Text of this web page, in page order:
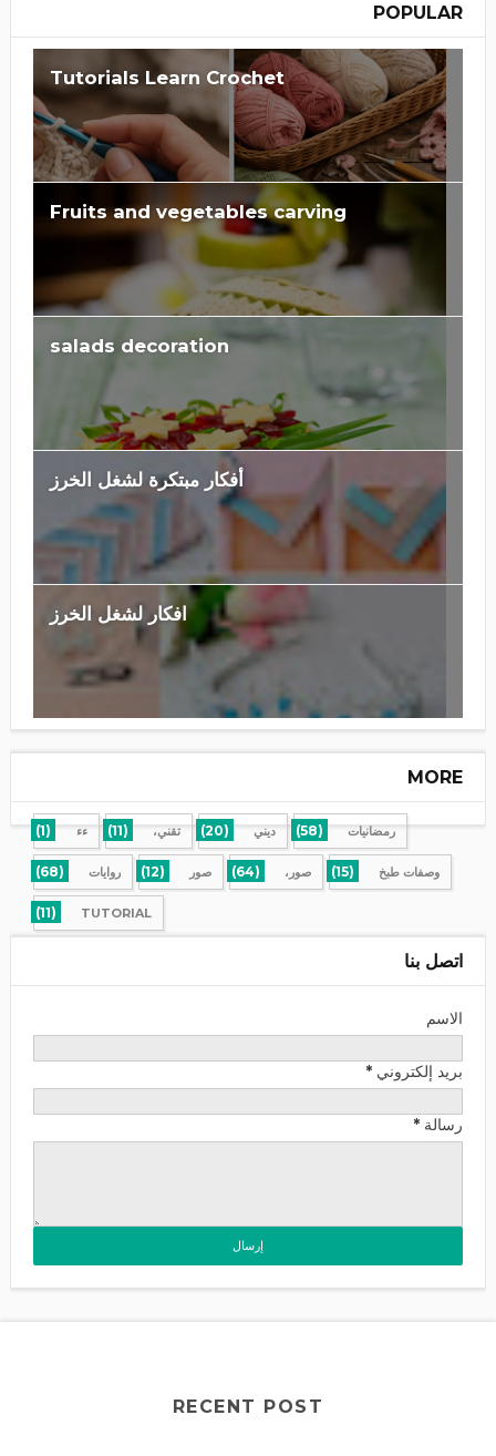
POPULAR
Learn Crochet‏ Tutorials
Fruits and vegetables carving
salads decoration
أفكار مبتكرة لشغل الخرز
افكار لشغل الخرز
MORE
ءء (1) تقني، (11) ديني (20) رمضانيات (58)
روايات (68) صور (12) صور، (64) وصفات طبخ (15)
TUTORIAL
(11)
اتصل بنا
الاسم
بريد إلكتروني *
رسالة *
RECENT POST